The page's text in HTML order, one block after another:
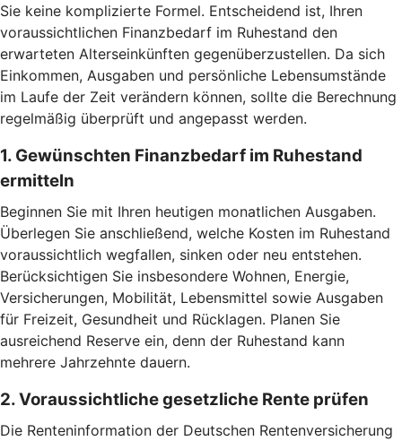
Sie keine komplizierte Formel. Entscheidend ist, Ihren
voraussichtlichen Finanzbedarf im Ruhestand den
erwarteten Alterseinkünften gegenüberzustellen. Da sich
Einkommen, Ausgaben und persönliche Lebensumstände
im Laufe der Zeit verändern können, sollte die Berechnung
regelmäßig überprüft und angepasst werden.
1. Gewünschten Finanzbedarf im Ruhestand
ermitteln
Beginnen Sie mit Ihren heutigen monatlichen Ausgaben.
Überlegen Sie anschließend, welche Kosten im Ruhestand
voraussichtlich wegfallen, sinken oder neu entstehen.
Berücksichtigen Sie insbesondere Wohnen, Energie,
Versicherungen, Mobilität, Lebensmittel sowie Ausgaben
für Freizeit, Gesundheit und Rücklagen. Planen Sie
ausreichend Reserve ein, denn der Ruhestand kann
mehrere Jahrzehnte dauern.
2. Voraussichtliche gesetzliche Rente prüfen
Die Renteninformation der Deutschen Rentenversicherung